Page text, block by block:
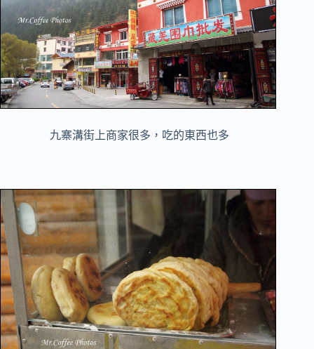
九寨溝街上商家很多，吃的東西也多